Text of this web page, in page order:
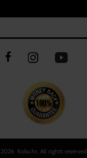
2026 Koku.hr, All rights reserved.